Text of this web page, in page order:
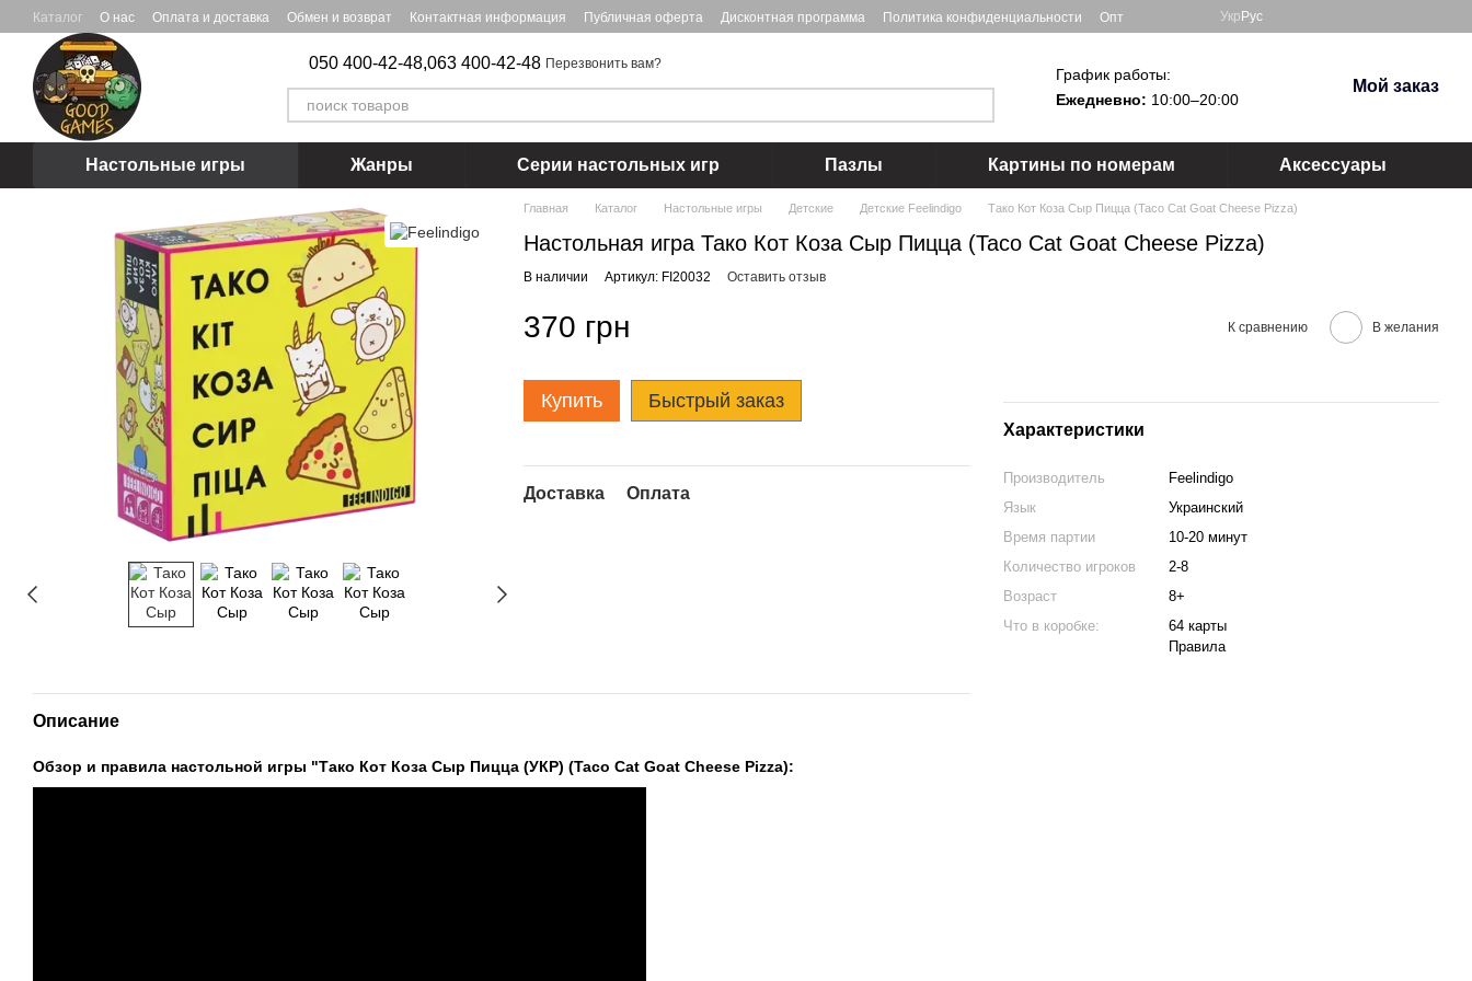
Перейти к основному контенту
Каталог О нас Оплата и доставка Обмен и возврат Контактная информация Публичная оферта Дисконтная программа Политика конфиденциальности Опт Укр Рус
050 400-42-48,063 400-42-48 Перезвонить вам?
График работы:
Ежедневно: 10:00–20:00
Мой заказ
Настольные игры Жанры Серии настольных игр Пазлы Картины по номерам Аксессуары
Главная Каталог Настольные игры Детские Детские Feelindigo Тако Кот Коза Сыр Пицца (Taco Cat Goat Cheese Pizza)
Настольная игра Тако Кот Коза Сыр Пицца (Taco Cat Goat Cheese Pizza)
В наличии Артикул: FI20032 Оставить отзыв
370 грн К сравнению В желания
Купить Быстрый заказ
Доставка Оплата
Характеристики
Производитель
Feelindigo
Язык
Украинский
Время партии
10-20 минут
Количество игроков
2-8
Возраст
8+
Что в коробке:
64 карты
Правила
Описание
Обзор и правила настольной игры "Тако Кот Коза Сыр Пицца (УКР) (Taco Cat Goat Cheese Pizza):